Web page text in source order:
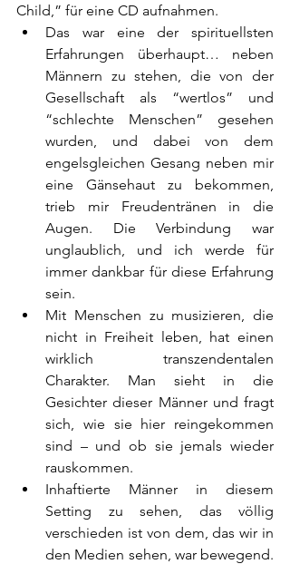
Child,” für eine CD aufnahmen.
Das war eine der spirituellsten
Erfahrungen überhaupt… neben
Männern zu stehen, die von der
Gesellschaft als “wertlos” und
“schlechte Menschen” gesehen
wurden, und dabei von dem
engelsgleichen Gesang neben mir
eine Gänsehaut zu bekommen,
trieb mir Freudentränen in die
Augen. Die Verbindung war
unglaublich, und ich werde für
immer dankbar für diese Erfahrung
sein.
Mit Menschen zu musizieren, die
nicht in Freiheit leben, hat einen
wirklich transzendentalen
Charakter. Man sieht in die
Gesichter dieser Männer und fragt
sich, wie sie hier reingekommen
sind – und ob sie jemals wieder
rauskommen.
Inhaftierte Männer in diesem
Setting zu sehen, das völlig
verschieden ist von dem, das wir in
den Medien sehen, war bewegend.